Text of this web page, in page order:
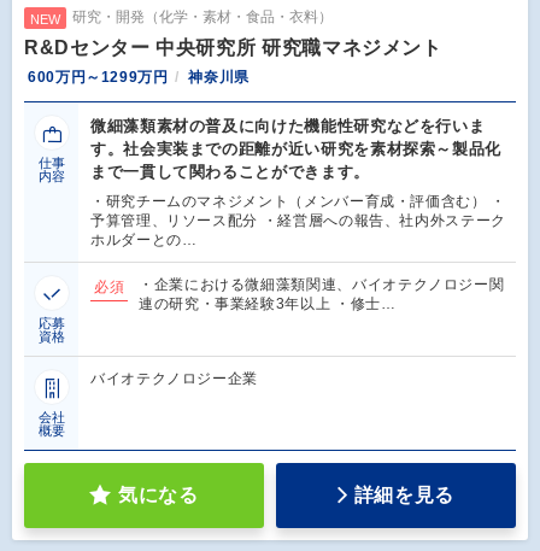
NEW 研究・開発（化学・素材・食品・衣料）
R&Dセンター 中央研究所 研究職マネジメント
600万円～1299万円 神奈川県
仕事
内容
微細藻類素材の普及に向けた機能性研究などを行いま
す。社会実装までの距離が近い研究を素材探索～製品化
まで一貫して関わることができます。
・研究チームのマネジメント（メンバー育成・評価含む） ・
予算管理、リソース配分 ・経営層への報告、社内外ステーク
ホルダーとの…
応募
資格
必須
・企業における微細藻類関連、バイオテクノロジー関
連の研究・事業経験3年以上 ・修士…
会社
概要
バイオテクノロジー企業
気になる 詳細を見る